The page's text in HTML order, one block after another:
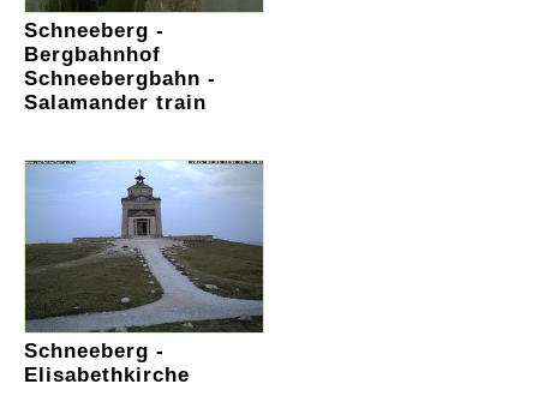
Schneeberg -
Bergbahnhof
Schneebergbahn -
Salamander train
Schneeberg -
Elisabethkirche